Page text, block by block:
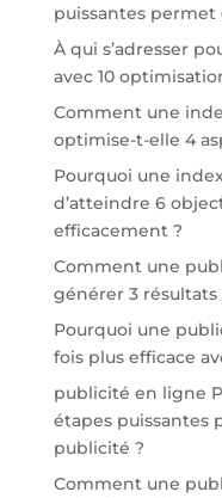
puissantes permet
À qui s’adresser
avec 10
Comment une
optimise-t-elle 4
Pourquoi une
d’atteindre 6
efficacement ?
Comment une
générer 3
Pourquoi une
fois plus efficace
publicité en ligne
étapes puissantes
publicité ?
Comment une